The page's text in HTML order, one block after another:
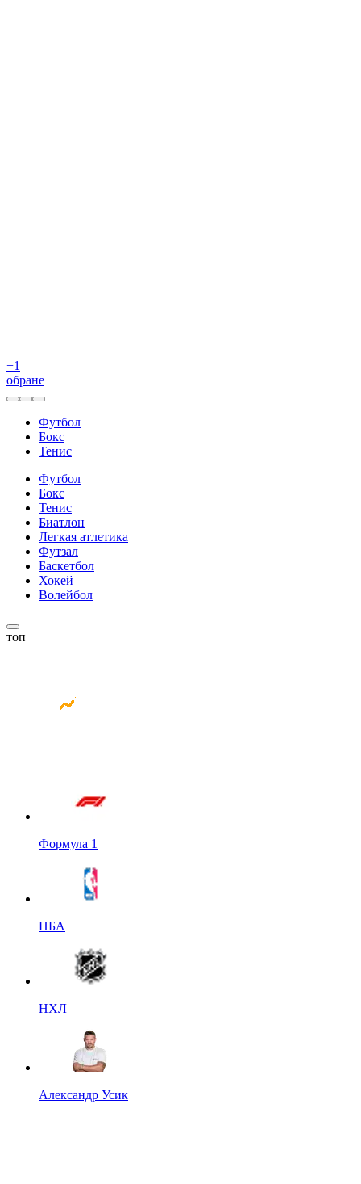
+1
обране
Футбол
Бокс
Тенис
Футбол
Бокс
Тенис
Биатлон
Легкая атлетика
Футзал
Баскетбол
Хокей
Волейбол
топ
Формула 1
НБА
НХЛ
Александр Усик